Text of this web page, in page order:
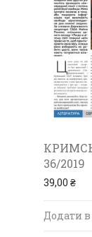
36/2019
39,00 ₴
Додати